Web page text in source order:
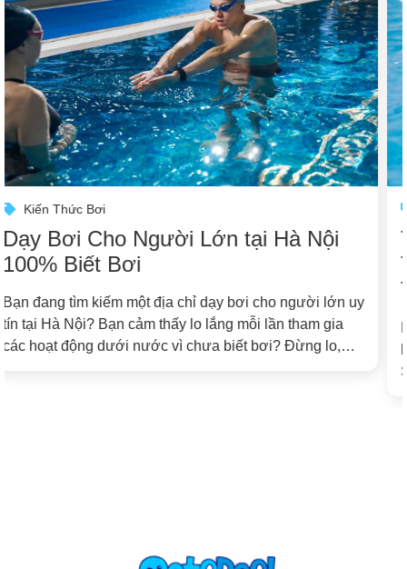
Kiến Thức Bơi
Tìm Khóa Dạy Bơi riêng Uy Tín tại
Tây Hồ? Trải Nghiệm Học 1 Kèm 1
Tại Octopool Ngay!
Bạn đang cần tìm nơi dạy bơi riêng, học bơi 1 kèm 1
hay khóa học bơi kèm riêng chất lượng cao? Octopool